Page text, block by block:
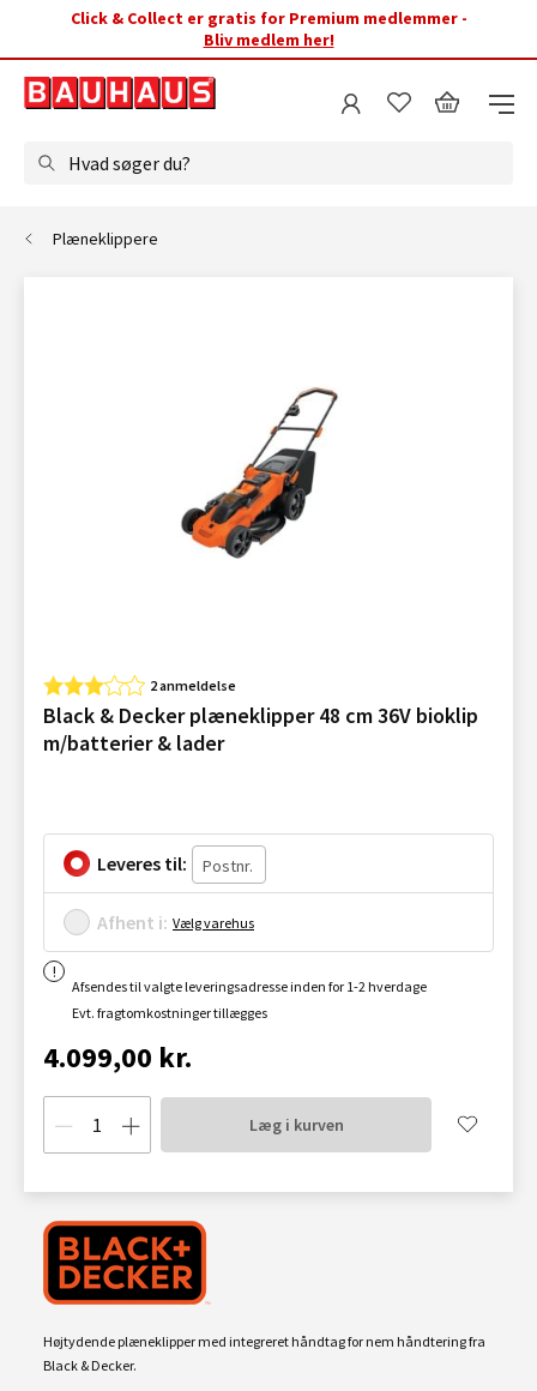
Click & Collect er gratis for Premium medlemmer -
Bliv medlem her!
Hvad søger du?
Plæneklippere
2 anmeldelse
Black & Decker plæneklipper 48 cm 36V bioklip
m/batterier & lader
Leveres til:
Afhent i: Vælg varehus
Afsendes til valgte leveringsadresse inden for 1-2 hverdage
Evt. fragtomkostninger tillægges
4.099,00 kr.
Læg i kurven
Højtydende plæneklipper med integreret håndtag for nem håndtering fra
Black & Decker.